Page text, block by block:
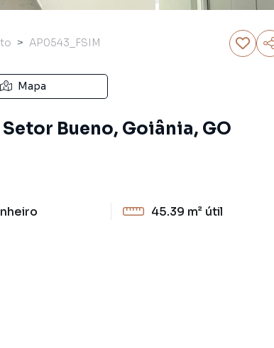
AP0543_FSIM
Mapa
Bueno, Goiânia, GO
45.39 m² útil